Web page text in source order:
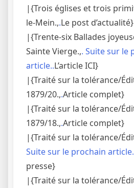
|{Trois églises et trois
le-Mein.,.Le post d’actualité}
|{Trente-six Ballades
Sainte Vierge.,. Suite sur le
article..L’article ICI}
|{Traité sur la tolérance/
1879/20.,.Article complet}
|{Traité sur la tolérance/
1879/18.,.Article complet}
|{Traité sur la tolérance/
Suite sur le prochain
presse}
|{Traité sur la tolérance/